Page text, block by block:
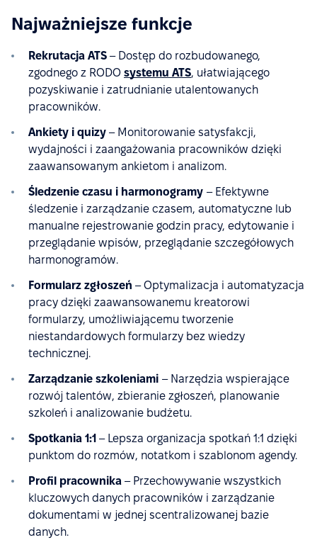
Najważniejsze funkcje
Rekrutacja ATS – Dostęp do rozbudowanego,
zgodnego z RODO systemu ATS, ułatwiającego
pozyskiwanie i zatrudnianie utalentowanych
pracowników.
Ankiety i quizy – Monitorowanie satysfakcji,
wydajności i zaangażowania pracowników dzięki
zaawansowanym ankietom i analizom.
Śledzenie czasu i harmonogramy – Efektywne
śledzenie i zarządzanie czasem, automatyczne lub
manualne rejestrowanie godzin pracy, edytowanie i
przeglądanie wpisów, przeglądanie szczegółowych
harmonogramów.
Formularz zgłoszeń – Optymalizacja i automatyzacja
pracy dzięki zaawansowanemu kreatorowi
formularzy, umożliwiającemu tworzenie
niestandardowych formularzy bez wiedzy
technicznej.
Zarządzanie szkoleniami – Narzędzia wspierające
rozwój talentów, zbieranie zgłoszeń, planowanie
szkoleń i analizowanie budżetu.
Spotkania 1:1 – Lepsza organizacja spotkań 1:1 dzięki
punktom do rozmów, notatkom i szablonom agendy.
Profil pracownika – Przechowywanie wszystkich
kluczowych danych pracowników i zarządzanie
dokumentami w jednej scentralizowanej bazie
danych.